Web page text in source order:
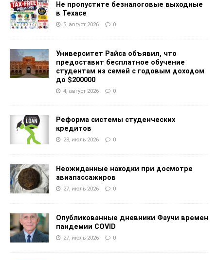
Не пропустите безналоговые выходные
в Техасе
5, август 2026 0
Университет Райса объявил, что
предоставит бесплатное обучение
студентам из семей с годовым доходом
до $200000
4, август 2026 0
Реформа системы студенческих
кредитов
28, июль 2026 0
Неожиданные находки при досмотре
авиапассажиров
27, июль 2026 0
Опубликованные дневники Фаучи времен
пандемии COVID
27, июль 2026 0